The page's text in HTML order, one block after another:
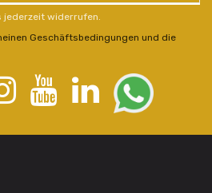
jederzeit widerrufen.
Geschäftsbedingungen und die